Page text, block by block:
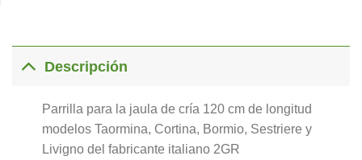
Descripción
Parrilla para la jaula de cría 120 cm de longitud
modelos Taormina, Cortina, Bormio, Sestriere y
Livigno del fabricante italiano 2GR